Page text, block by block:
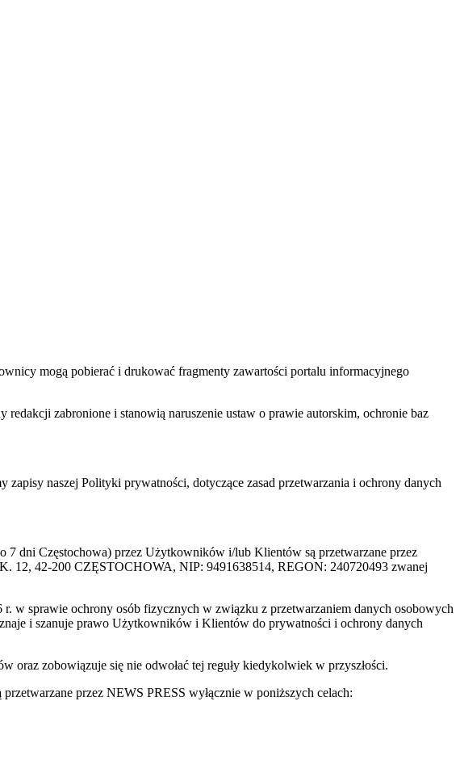
mogą pobierać i drukować fragmenty zawartości portalu informacyjnego
redakcji zabronione i stanowią naruszenie ustaw o prawie autorskim, ochronie baz
naszej Polityki prywatności, dotyczące zasad przetwarzania i ochrony danych
dni Częstochowa) przez Użytkowników i/lub Klientów są przetwarzane przez
42-200 CZĘSTOCHOWA, NIP: 9491638514, REGON: 240720493 zwanej
w sprawie ochrony osób fizycznych w związku z przetwarzaniem danych osobowych
i szanuje prawo Użytkowników i Klientów do prywatności i ochrony danych
zobowiązuje się nie odwołać tej reguły kiedykolwiek w przyszłości.
przez NEWS PRESS wyłącznie w poniższych celach: